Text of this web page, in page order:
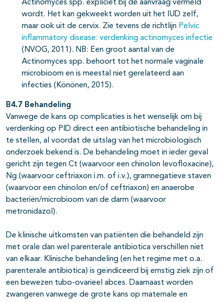
Actinomyces spp. expliciet bij de aanvraag vermeld
wordt. Het kan gekweekt worden uit het IUD zelf,
maar ook uit de cervix. Zie tevens de richtlijn Pelvic
inflammatory disease: verdenking actinomyces infectie
(NVOG, 2011). NB: Een groot aantal van de
Actinomyces spp. behoort tot het normale vaginale
microbioom en is meestal niet gerelateerd aan
infecties (Könönen, 2015).
B4.7 Behandeling
Vanwege de kans op complicaties is het wenselijk om bij
verdenking op PID direct een antibiotische behandeling in
te stellen, al voordat de uitslag van het microbiologisch
onderzoek bekend is. De behandeling moet in ieder geval
gericht zijn tegen Ct (waarvoor een chinolon levofloxacine),
Ng (waarvoor ceftriaxon i.m. of i.v.), gramnegatieve staven
(waarvoor een chinolon en/of ceftriaxon) en anaerobe
bacteriën/microbioom van de darm (waarvoor
metronidazol).
De klinische uitkomsten van patiënten die behandeld zijn
met orale dan wel parenterale antibiotica verschillen niet
van elkaar. Klinische behandeling (en het regime met o.a.
parenterale antibiotica) is geïndiceerd bij ernstig ziek zijn of
een bewezen tubo-ovarieel abces. Daarnaast worden
zwangeren vanwege de grote kans op maternale en